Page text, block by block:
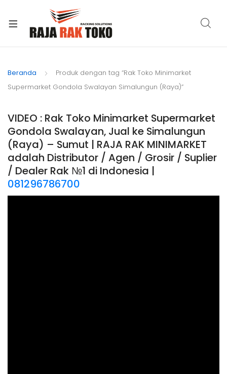
Beranda
Produk dengan tag “Rak Toko Minimarket
Supermarket Gondola Swalayan Simalungun (Raya)”
VIDEO : Rak Toko Minimarket Supermarket
Gondola Swalayan, Jual ke Simalungun
(Raya) – Sumut | RAJA RAK MINIMARKET
adalah Distributor / Agen / Grosir / Suplier
/ Dealer Rak №1 di Indonesia |
081296786700